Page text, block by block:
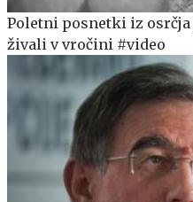
Poletni posnetki iz
živali v vročini #video